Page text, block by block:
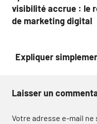
de
l’article
visibilité accrue : le
de marketing digital
Expliquer
Laisser un
Votre adresse e-mail ne